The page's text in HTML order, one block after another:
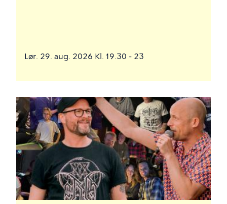
Lør. 29. aug. 2026 Kl. 19.30 - 23